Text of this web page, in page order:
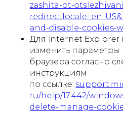
zashita-ot-
redirectlocale=en-
and-disable-cookies-
Для Internet Explorer
изменить
браузера согласно
инструкциям
по ссылке:
ru/help/17 442/
delete-manage-
Согласие на обработку
данных
IceIceMarket © 2025